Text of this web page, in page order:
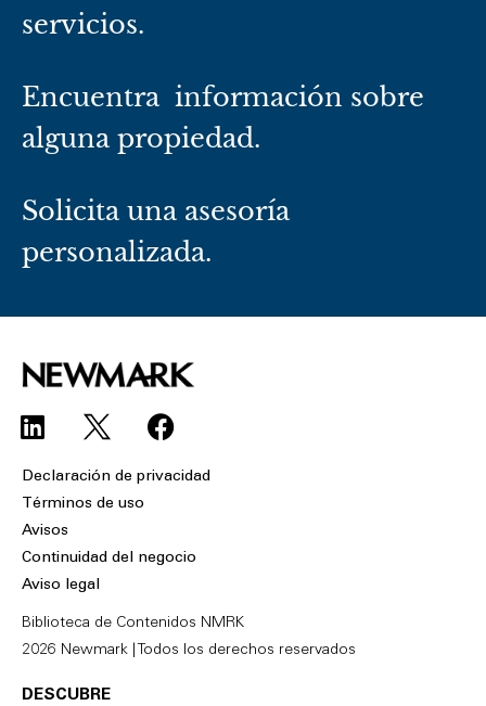
servicios.
Encuentra información sobre
alguna propiedad.
Solicita una asesoría
personalizada.
L
i
n
k
e
d
i
F
a
c
o
Declaración de privacidad
Términos de uso
Avisos
Continuidad del negocio
Aviso legal
Biblioteca de Contenidos NMRK
2026 Newmark | Todos los derechos reservados
DESCUBRE